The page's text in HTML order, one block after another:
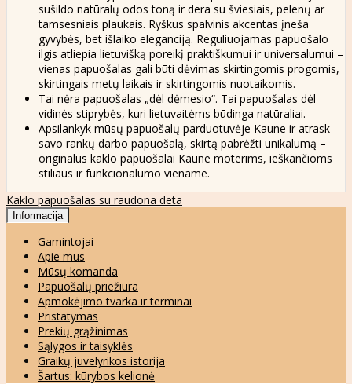
sušildo natūralų odos toną ir dera su šviesiais, pelenų ar
tamsesniais plaukais. Ryškus spalvinis akcentas įneša
gyvybės, bet išlaiko eleganciją. Reguliuojamas papuošalo
ilgis atliepia lietuvišką poreikį praktiškumui ir universalumui –
vienas papuošalas gali būti dėvimas skirtingomis progomis,
skirtingais metų laikais ir skirtingomis nuotaikomis.
Tai nėra papuošalas „dėl dėmesio“. Tai papuošalas dėl
vidinės stiprybės, kuri lietuvaitėms būdinga natūraliai.
Apsilankyk mūsų papuošalų parduotuvėje Kaune ir atrask
savo rankų darbo papuošalą, skirtą pabrėžti unikalumą –
originalūs kaklo papuošalai Kaune moterims, ieškančioms
stiliaus ir funkcionalumo viename.
Kaklo papuošalas su raudona deta
Informacija
Gamintojai
Apie mus
Mūsų komanda
Papuošalų priežiūra
Apmokėjimo tvarka ir terminai
Pristatymas
Prekių grąžinimas
Sąlygos ir taisyklės
Graikų juvelyrikos istorija
Šartus: kūrybos kelionė